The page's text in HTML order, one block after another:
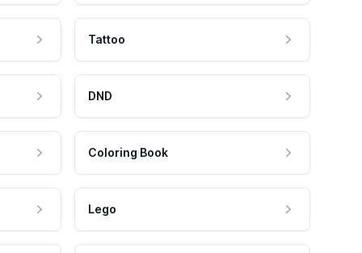
Tattoo
DND
Coloring Book
Lego